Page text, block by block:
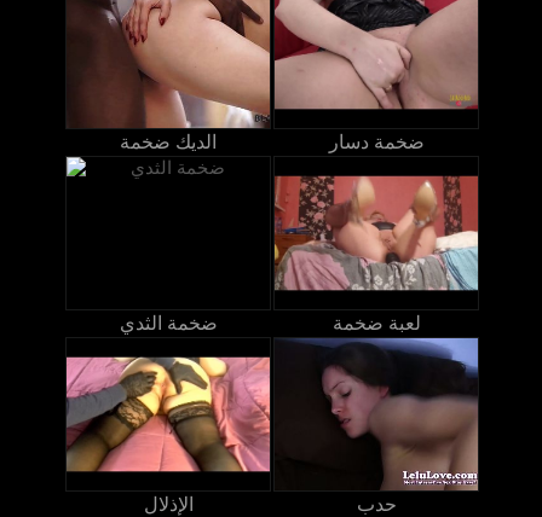
الديك ضخمة ضخمة دسار
ضخمة الثدي لعبة ضخمة
الإذلال حدب